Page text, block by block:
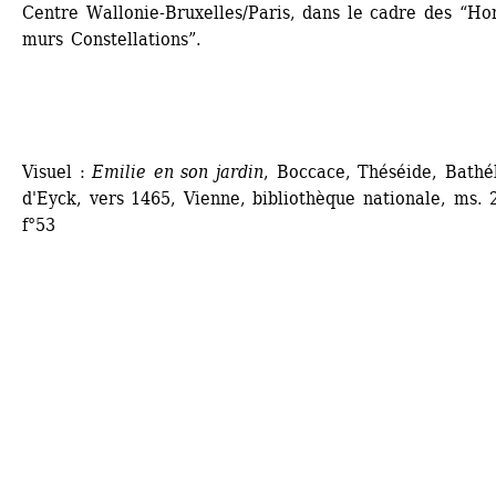
Centre Wallonie-Bruxelles/Paris, dans le cadre des
murs Constellations”.
Visuel : Emilie en son jardin, Boccace, Théséide,
d'Eyck, vers 1465, Vienne, bibliothèque nationale, ms.
f°53